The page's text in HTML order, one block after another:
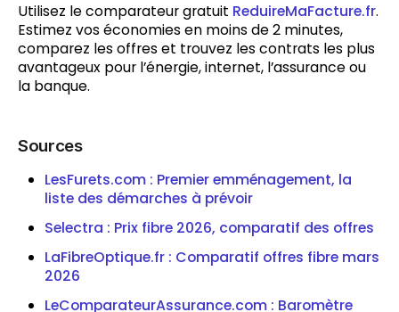
Utilisez le comparateur gratuit ReduireMaFacture.fr.
Estimez vos économies en moins de 2 minutes,
comparez les offres et trouvez les contrats les plus
avantageux pour l’énergie, internet, l’assurance ou
la banque.
Sources
LesFurets.com : Premier emménagement, la
liste des démarches à prévoir
Selectra : Prix fibre 2026, comparatif des offres
LaFibreOptique.fr : Comparatif offres fibre mars
2026
LeComparateurAssurance.com : Baromètre